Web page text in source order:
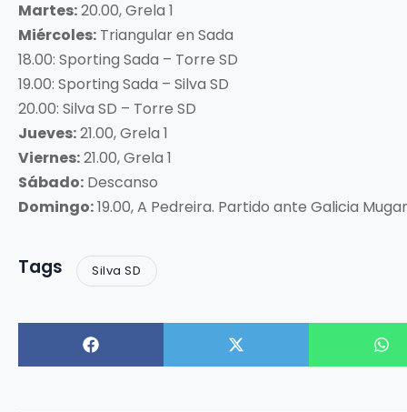
Martes:20.00, Grela 1
Miércoles: Triangular en Sada
18.00: Sporting Sada – Torre SD
19.00: Sporting Sada – Silva SD
20.00: Silva SD – Torre SD
Jueves:21.00, Grela 1
Viernes:21.00, Grela 1
Sábado: Descanso
Domingo:19.00, A Pedreira. Partido ante Galicia
Tags Silva SD